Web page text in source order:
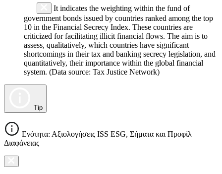
It indicates the weighting within the fund of
government bonds issued by countries ranked among the top
10 in the Financial Secrecy Index. These countries are
criticized for facilitating illicit financial flows. The aim is to
assess, qualitatively, which countries have significant
shortcomings in their tax and banking secrecy legislation, and
quantitatively, their importance within the global financial
system. (Data source: Tax Justice Network)
Tip
Ενότητα: Αξιολογήσεις ISS ESG, Σήματα και Προφίλ
Διαφάνειας